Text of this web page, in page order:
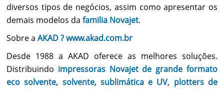
diversos tipos de negócios, assim como apresentar os
demais modelos da familia Novajet.
Sobre a AKAD ? www.akad.com.br
Desde 1988 a AKAD oferece as melhores soluções.
Distribuindo impressoras Novajet de grande formato
eco solvente, solvente, sublimática e UV, plotters de